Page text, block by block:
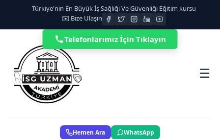
Türkiye'nin En Büyük İş Sağlığı Ve Güvenliği Eğitim kursu
✉️ Bize Ulaşın
☰
Hemen Ara WhatsApp
Telefonlarımız İçin Tıklayın